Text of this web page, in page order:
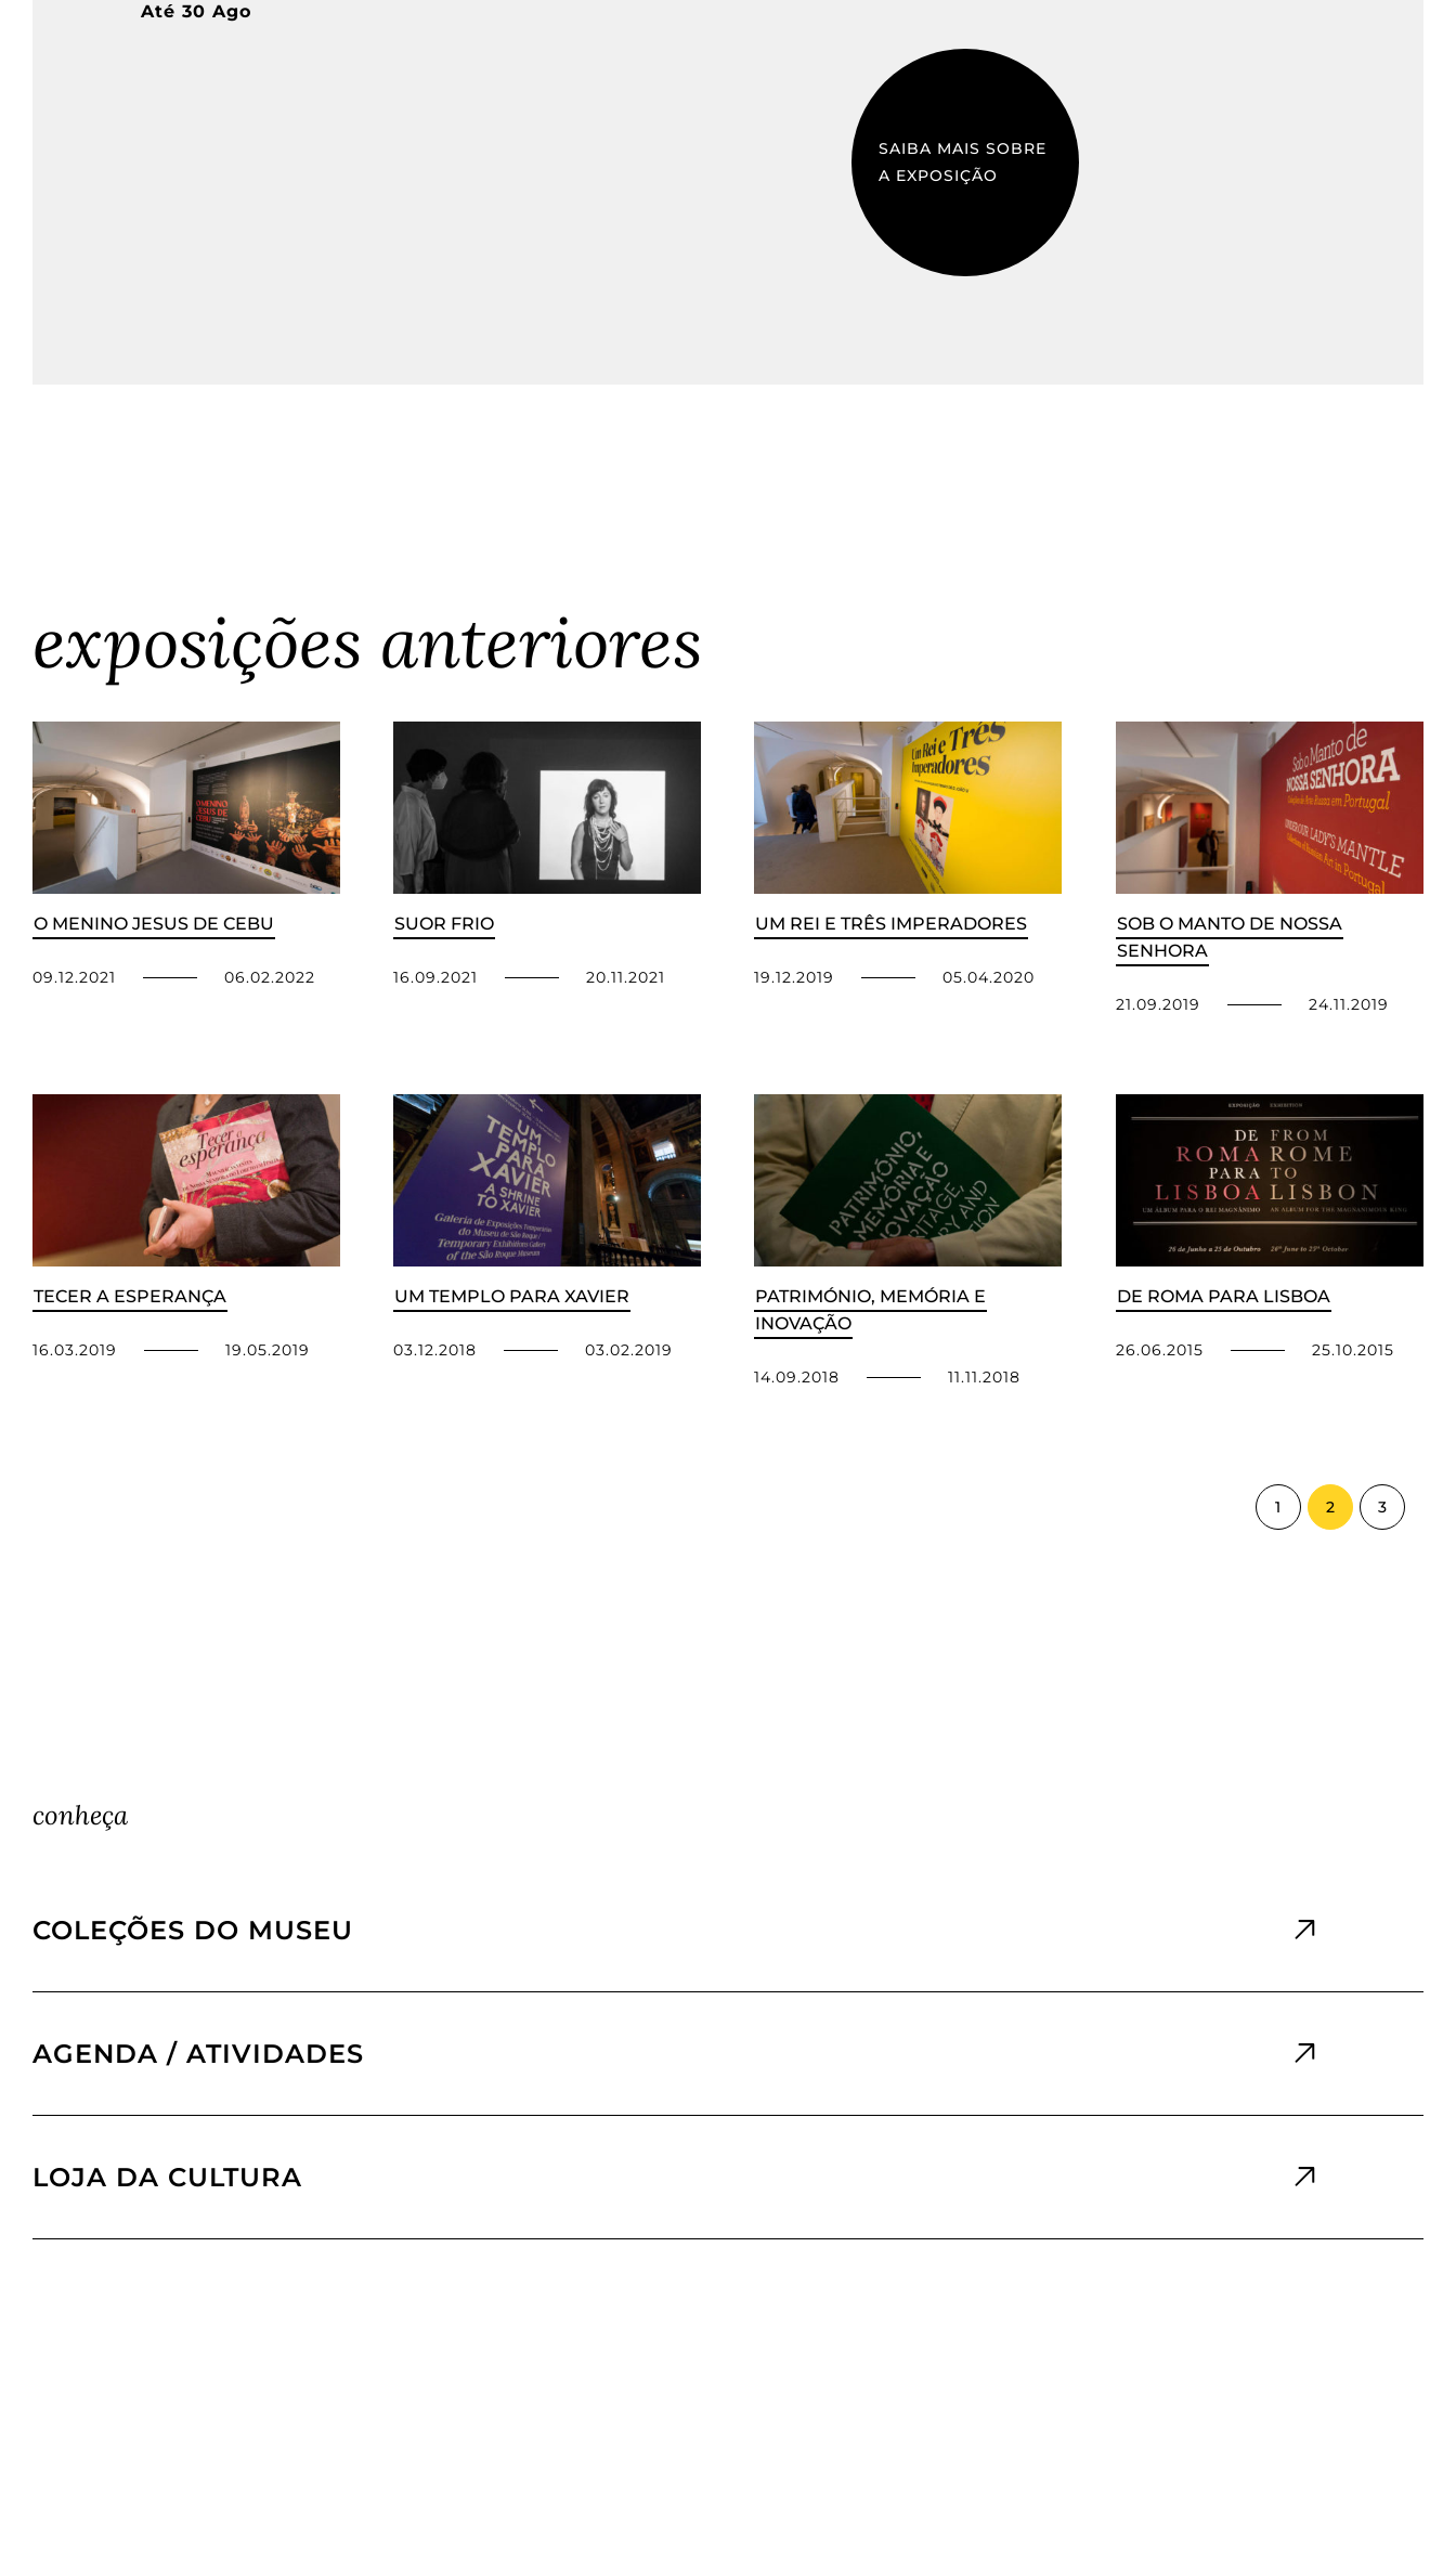
Até 30 Ago
SAIBA MAIS SOBRE
A EXPOSIÇÃO
exposições anteriores
O MENINO JESUS DE CEBU
09.12.2021 06.02.2022
SUOR FRIO
16.09.2021 20.11.2021
UM REI E TRÊS IMPERADORES
19.12.2019 05.04.2020
SOB O MANTO DE NOSSA
SENHORA
21.09.2019 24.11.2019
TECER A ESPERANÇA
16.03.2019 19.05.2019
UM TEMPLO PARA XAVIER
03.12.2018 03.02.2019
PATRIMÓNIO, MEMÓRIA E
INOVAÇÃO
14.09.2018 11.11.2018
DE ROMA PARA LISBOA
26.06.2015 25.10.2015
1 2 3
conheça
COLEÇÕES DO MUSEU
AGENDA / ATIVIDADES
LOJA DA CULTURA